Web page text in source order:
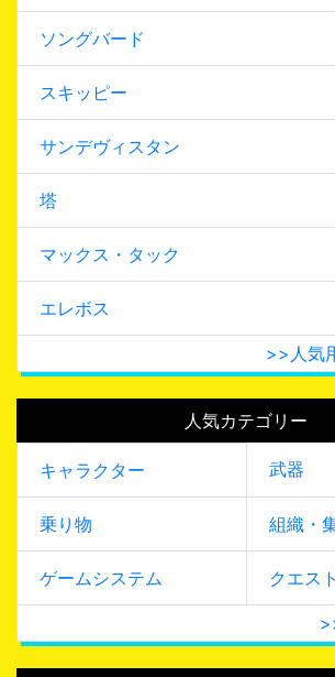
ソングバード
スキッピー
サンデヴィスタン
塔
マックス・タック
エレボス
>>人気
人気カテゴリー
キャラクター 武器
乗り物 組織・
ゲームシステム クエスト